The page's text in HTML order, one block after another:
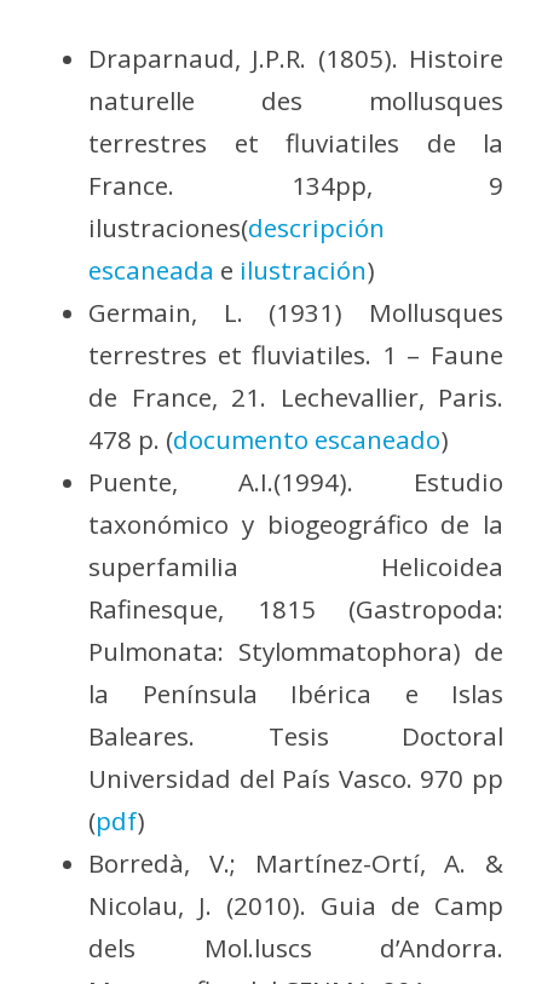
Draparnaud, J.P.R. (1805). Histoire
naturelle des mollusques
terrestres et fluviatiles de la
France. 134pp, 9
ilustraciones(descripción
escaneada e ilustración)
Germain, L. (1931) Mollusques
terrestres et fluviatiles. 1 – Faune
de France, 21. Lechevallier, Paris.
478 p. (documento escaneado)
Puente, A.I.(1994). Estudio
taxonómico y biogeográfico de la
superfamilia Helicoidea
Rafinesque, 1815 (Gastropoda:
Pulmonata: Stylommatophora) de
la Península Ibérica e Islas
Baleares. Tesis Doctoral
Universidad del País Vasco. 970 pp
(pdf)
Borredà, V.; Martínez-Ortí, A. &
Nicolau, J. (2010). Guia de Camp
dels Mol.luscs d’Andorra.